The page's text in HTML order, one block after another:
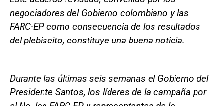
negociadores del Gobierno colombiano y las
FARC-EP como consecuencia de los resultados
del plebiscito, constituye una buena noticia.
Durante las últimas seis semanas el Gobierno del
Presidente Santos, los líderes de la campaña por